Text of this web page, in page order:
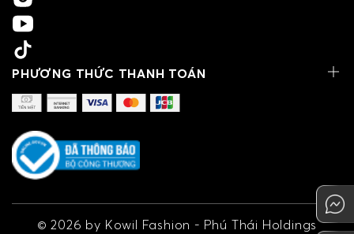
PHƯƠNG THỨC THANH TOÁN
©2026 by Kowil Fashion - Phú Thái Holdings